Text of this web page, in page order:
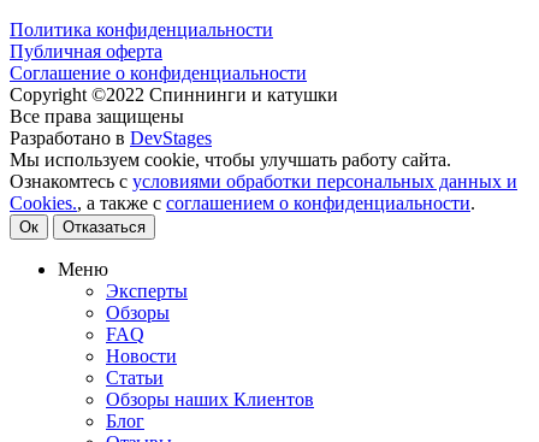
Политика конфиденциальности
Публичная оферта
Соглашение о конфиденциальности
Copyright ©2022 Спиннинги и катушки
Все права защищены
Разработано в DevStages
Мы используем cookie, чтобы улучшать работу сайта.
Ознакомтесь с условиями обработки персональных данных и
Cookies., а также с соглашением о конфиденциальности.
Ок Отказаться
Меню
Эксперты
Обзоры
FAQ
Новости
Статьи
Обзоры наших Клиентов
Блог